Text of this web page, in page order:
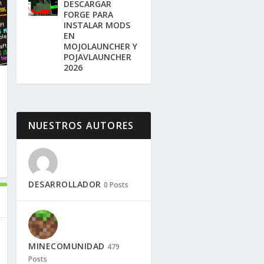
DESCARGAR
FORGE PARA
INSTALAR MODS
EN
MOJOLAUNCHER Y
POJAVLAUNCHER
2026
NUESTROS AUTORES
DESARROLLADOR 0 Posts
MINECOMUNIDAD 479
Posts